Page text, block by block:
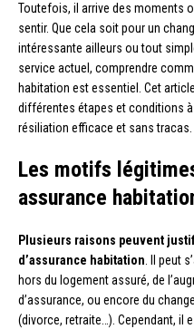
Toutefois, il arrive des moments
sentir. Que cela soit pour un
intéressante ailleurs ou tout
service actuel, comprendre
habitation est essentiel. Cet
différentes étapes et conditions
résiliation efficace et sans tracas.
Les motifs
assurance
Plusieurs raisons peuvent
d’assurance habitation. Il peut
hors du logement assuré, de
d’assurance, ou encore du
(divorce, retraite…). Cependant, il